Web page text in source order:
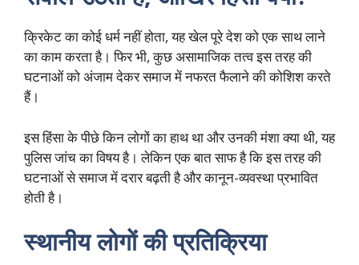
क्रिकेट का कोई धर्म नहीं होता, यह खेल पूरे देश को एक साथ लाने
का काम करता है। फिर भी, कुछ असामाजिक तत्व इस तरह की
घटनाओं को अंजाम देकर समाज में नफरत फैलाने की कोशिश करते
हैं।
इस हिंसा के पीछे किन लोगों का हाथ था और उनकी मंशा क्या थी, यह
पुलिस जांच का विषय है। लेकिन एक बात साफ है कि इस तरह की
घटनाओं से समाज में दरार बढ़ती है और कानून-व्यवस्था प्रभावित
होती है।
स्थानीय लोगों की प्रतिक्रिया